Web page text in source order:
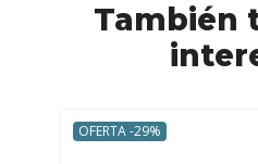
También
OFERTA -29%